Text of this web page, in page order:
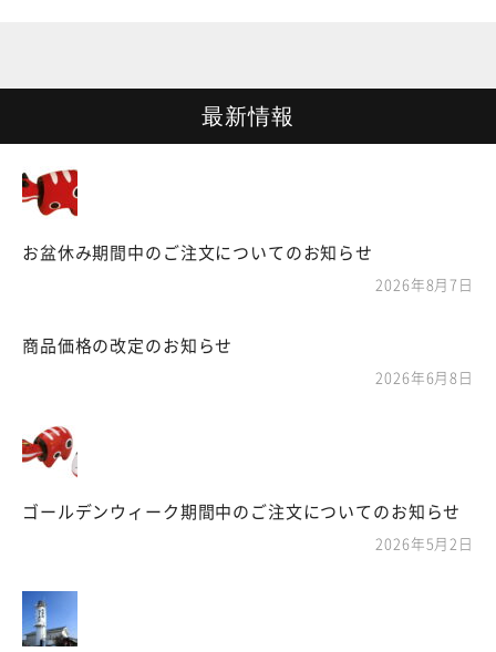
最新情報
お盆休み期間中のご注文についてのお知らせ
2026年8月7日
商品価格の改定のお知らせ
2026年6月8日
ゴールデンウィーク期間中のご注文についてのお知らせ
2026年5月2日